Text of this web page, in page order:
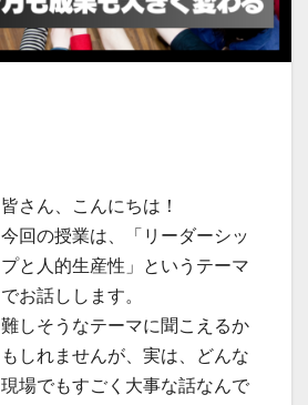
皆さん、こんにちは！
今回の授業は、「リーダーシッ
プと人的生産性」というテーマ
でお話しします。
難しそうなテーマに聞こえるか
もしれませんが、実は、どんな
現場でもすごく大事な話なんで